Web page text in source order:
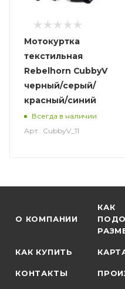
Мотокуртка
текстильная
Rebelhorn CubbyV
черный/серый/
красный/синий
Всегда в наличии
Арт.: CubbyV_11
О КОМПАНИИ
КАК
КАК КУПИТЬ
КОНТАКТЫ